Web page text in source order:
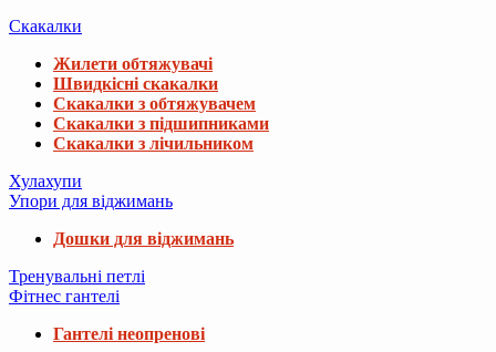
Скакалки
Жилети обтяжувачі
Швидкісні скакалки
Скакалки з обтяжувачем
Скакалки з підшипниками
Скакалки з лічильником
Хулахупи
Упори для віджимань
Дошки для віджимань
Тренувальні петлі
Фітнес гантелі
Гантелі неопренові